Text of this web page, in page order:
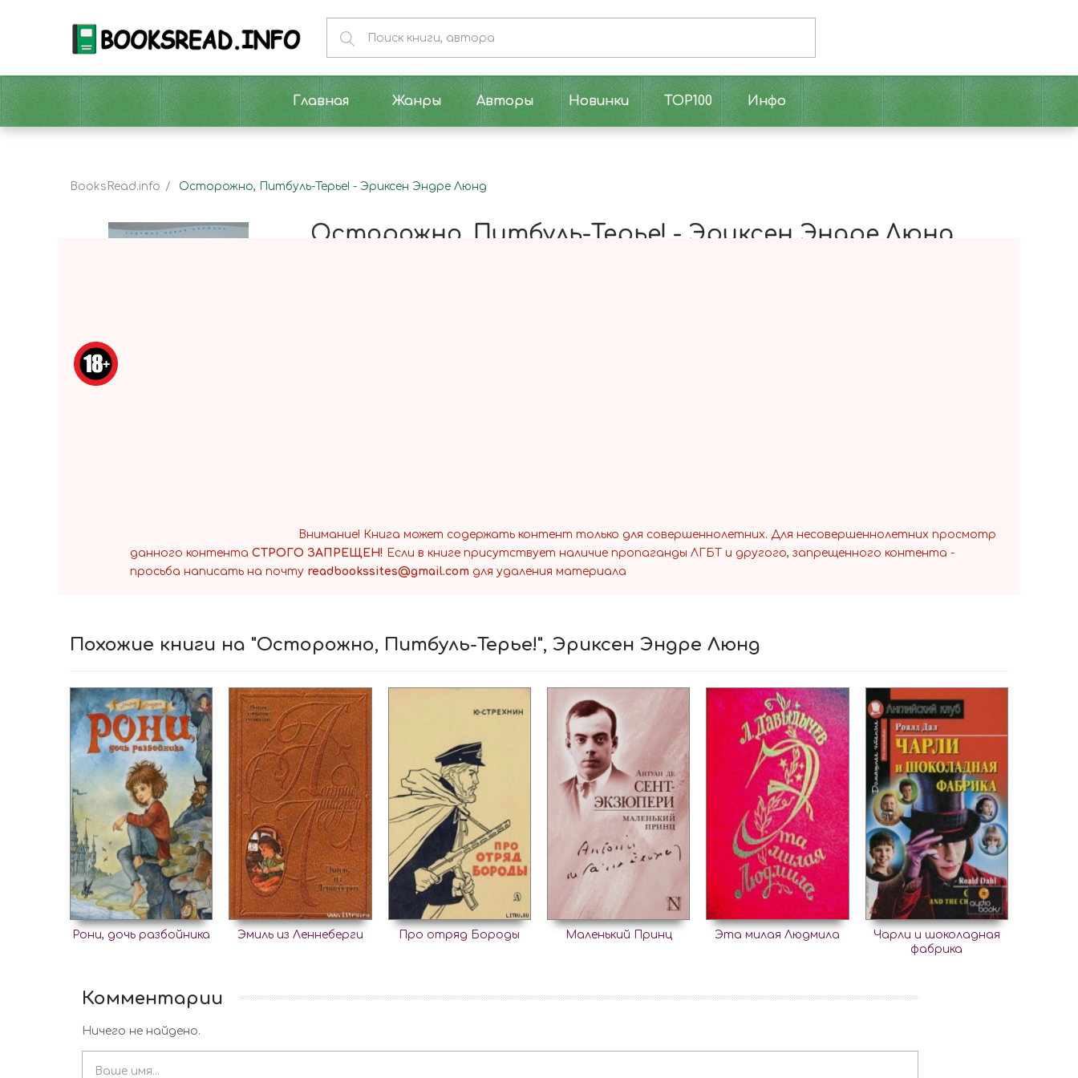
Главная Жанры Авторы Новинки TOP100 Инфо
BooksRead.info Осторожно, Питбуль-Терье! - Эриксен Эндре Люнд
Осторожно, Питбуль-Терье! - Эриксен Эндре Люнд
Внимание! Книга может содержать контент только для совершеннолетних. Для несовершеннолетних просмотр
данного контента СТРОГО ЗАПРЕЩЕН! Если в книге присутствует наличие пропаганды ЛГБТ и другого, запрещенного контента -
просьба написать на почту readbookssites@gmail.com для удаления материала
Похожие книги на "Осторожно, Питбуль-Терье!", Эриксен Эндре Люнд
Рони, дочь разбойника Эмиль из Леннеберги Про отряд Бороды Маленький Принц Эта милая Людмила
Чарли и шоколадная
фабрика
Комментарии
Ничего не найдено.